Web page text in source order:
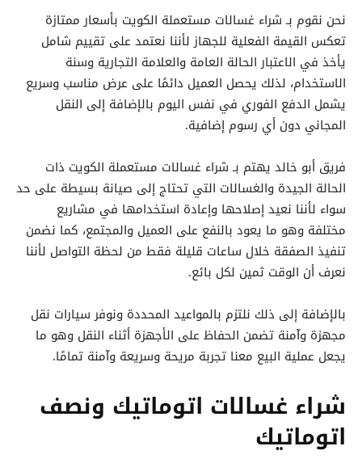
نحن نقوم بـ شراء غسالات مستعملة الكويت بأسعار ممتازة
تعكس القيمة الفعلية للجهاز لأننا نعتمد على تقييم شامل
يأخذ في الاعتبار الحالة العامة والعلامة التجارية وسنة
الاستخدام، لذلك يحصل العميل دائمًا على عرض مناسب وسريع
يشمل الدفع الفوري في نفس اليوم بالإضافة إلى النقل
المجاني دون أي رسوم إضافية.
فريق أبو خالد يهتم بـ شراء غسالات مستعملة الكويت ذات
الحالة الجيدة والغسالات التي تحتاج إلى صيانة بسيطة على حد
سواء لأننا نعيد إصلاحها وإعادة استخدامها في مشاريع
مختلفة وهو ما يعود بالنفع على العميل والمجتمع، كما نضمن
تنفيذ الصفقة خلال ساعات قليلة فقط من لحظة التواصل لأننا
نعرف أن الوقت ثمين لكل بائع.
بالإضافة إلى ذلك نلتزم بالمواعيد المحددة ونوفر سيارات نقل
مجهزة وآمنة تضمن الحفاظ على الأجهزة أثناء النقل وهو ما
يجعل عملية البيع معنا تجربة مريحة وسريعة وآمنة تمامًا.
شراء غسالات اتوماتيك ونصف
اتوماتيك